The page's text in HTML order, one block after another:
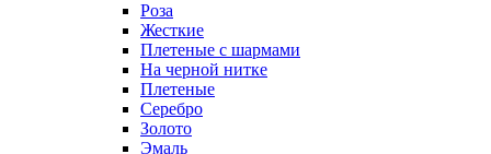
Роза
Жесткие
Плетеные с шармами
На черной нитке
Плетеные
Серебро
Золото
Эмаль